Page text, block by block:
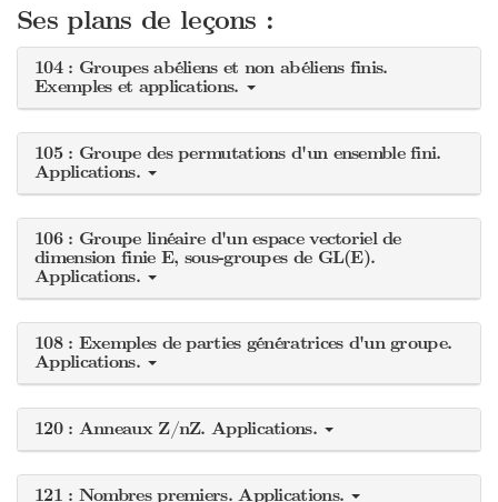
Ses plans de leçons :
104 : Groupes abéliens et non abéliens finis.
Exemples et applications.
105 : Groupe des permutations d'un ensemble fini.
Applications.
106 : Groupe linéaire d'un espace vectoriel de
dimension finie E, sous-groupes de GL(E).
Applications.
108 : Exemples de parties génératrices d'un groupe.
Applications.
120 : Anneaux Z/nZ. Applications.
121 : Nombres premiers. Applications.